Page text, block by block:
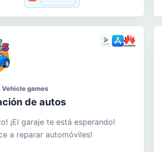
Vehicle games
de autos
¡El garaje te está esperando!
a reparar automóviles!